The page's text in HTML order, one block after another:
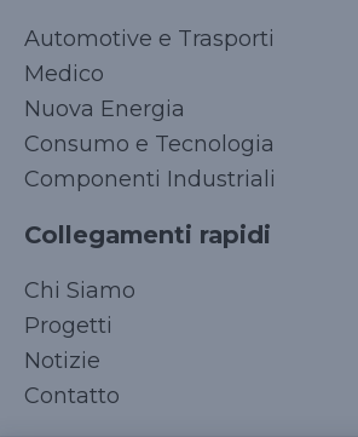
Automotive e Trasporti
Medico
Nuova Energia
Consumo e Tecnologia
Componenti Industriali
Collegamenti rapidi
Chi Siamo
Progetti
Notizie
Contatto